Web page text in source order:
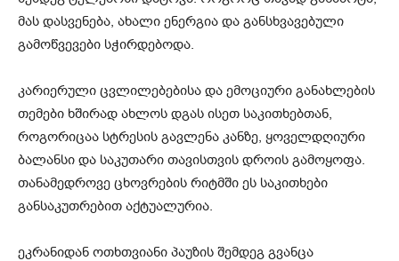
მას დასვენება, ახალი ენერგია და განსხვავებული
გამოწვევები სჭირდებოდა.
კარიერული ცვლილებებისა და ემოციური განახლების
თემები ხშირად ახლოს დგას ისეთ საკითხებთან,
როგორიცაა სტრესის გავლენა კანზე, ყოველდღიური
ბალანსი და საკუთარი თავისთვის დროის გამოყოფა.
თანამედროვე ცხოვრების რიტმში ეს საკითხები
განსაკუთრებით აქტუალურია.
ეკრანიდან ოთხთვიანი პაუზის შემდეგ გვანცა